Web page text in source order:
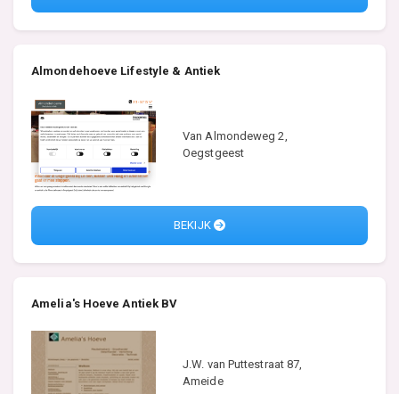
Almondehoeve Lifestyle & Antiek
Van Almondeweg 2,
Oegstgeest
BEKIJK
Amelia's Hoeve Antiek BV
J.W. van Puttestraat 87,
Ameide